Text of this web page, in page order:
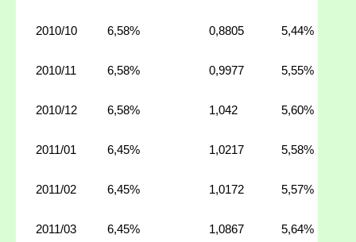
2010/10 6,58% 0,8805 5,44%
2010/11 6,58% 0,9977 5,55%
2010/12 6,58% 1,042 5,60%
2011/01 6,45% 1,0217 5,58%
2011/02 6,45% 1,0172 5,57%
2011/03 6,45% 1,0867 5,64%